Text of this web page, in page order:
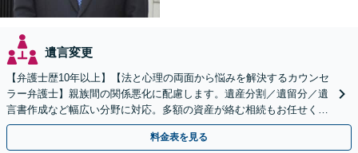
遺言変更
【弁護士歴10年以上】【法と心理の両面から悩みを解決するカウンセ
ラー弁護士】親族間の関係悪化に配慮します。遺産分割／遺留分／遺
言書作成など幅広い分野に対応。多額の資産が絡む相続もお任せくだ
さい。【夜間・休日の相談可能】【駐車場完備】
料金表を見る